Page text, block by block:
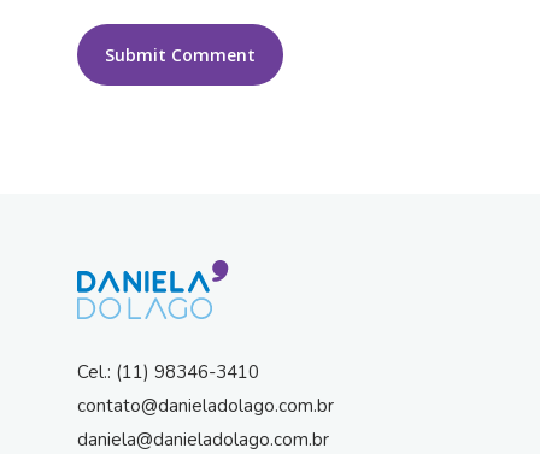
Cel.: (11) 98346-3410
contato@danieladolago.com.br
daniela@danieladolago.com.br